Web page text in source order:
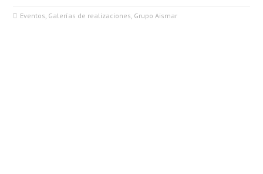
Eventos, Galerías de realizaciones, Grupo Aismar